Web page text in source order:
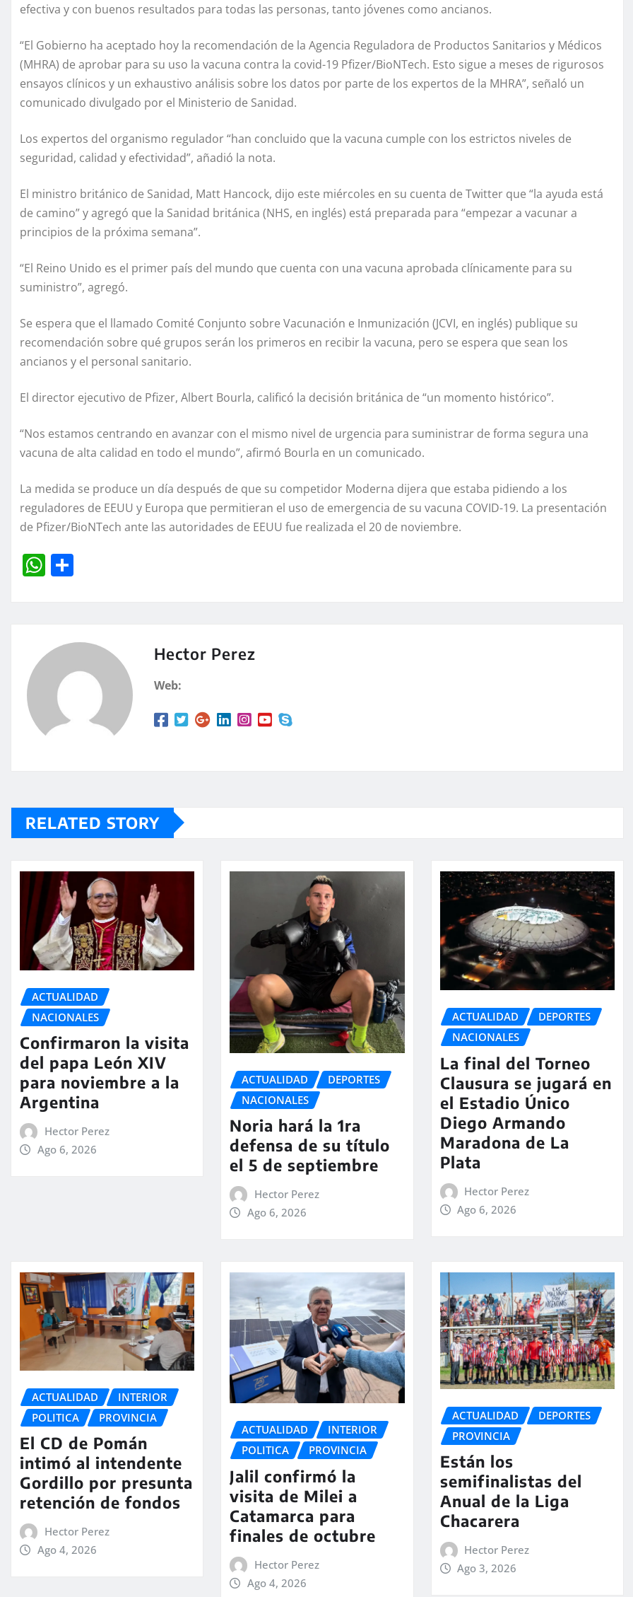
efectiva y con buenos resultados para todas las personas, tanto jóvenes como ancianos.
“El Gobierno ha aceptado hoy la recomendación de la Agencia Reguladora de Productos Sanitarios y Médicos
(MHRA) de aprobar para su uso la vacuna contra la covid-19 Pfizer/BioNTech. Esto sigue a meses de rigurosos
ensayos clínicos y un exhaustivo análisis sobre los datos por parte de los expertos de la MHRA”, señaló un
comunicado divulgado por el Ministerio de Sanidad.
Los expertos del organismo regulador “han concluido que la vacuna cumple con los estrictos niveles de
seguridad, calidad y efectividad”, añadió la nota.
El ministro británico de Sanidad, Matt Hancock, dijo este miércoles en su cuenta de Twitter que “la ayuda está
de camino” y agregó que la Sanidad británica (NHS, en inglés) está preparada para “empezar a vacunar a
principios de la próxima semana”.
“El Reino Unido es el primer país del mundo que cuenta con una vacuna aprobada clínicamente para su
suministro”, agregó.
Se espera que el llamado Comité Conjunto sobre Vacunación e Inmunización (JCVI, en inglés) publique su
recomendación sobre qué grupos serán los primeros en recibir la vacuna, pero se espera que sean los
ancianos y el personal sanitario.
El director ejecutivo de Pfizer, Albert Bourla, calificó la decisión británica de “un momento histórico”.
“Nos estamos centrando en avanzar con el mismo nivel de urgencia para suministrar de forma segura una
vacuna de alta calidad en todo el mundo”, afirmó Bourla en un comunicado.
La medida se produce un día después de que su competidor Moderna dijera que estaba pidiendo a los
reguladores de EEUU y Europa que permitieran el uso de emergencia de su vacuna COVID-19. La presentación
de Pfizer/BioNTech ante las autoridades de EEUU fue realizada el 20 de noviembre.
W
A
p
rt
Hector Perez
Web:
RELATED STORY
ACTUALIDAD
NACIONALES
Confirmaron la visita
del papa León XIV
para noviembre a la
Argentina
Hector Perez
Ago 6, 2026
ACTUALIDAD
DEPORTES
NACIONALES
Noria hará la 1ra
defensa de su título
el 5 de septiembre
Hector Perez
Ago 6, 2026
ACTUALIDAD
DEPORTES
NACIONALES
La final del Torneo
Clausura se jugará en
el Estadio Único
Diego Armando
Maradona de La
Plata
Hector Perez
Ago 6, 2026
ACTUALIDAD
INTERIOR
POLITICA
PROVINCIA
El CD de Pomán
intimó al intendente
Gordillo por presunta
retención de fondos
Hector Perez
Ago 4, 2026
ACTUALIDAD
INTERIOR
POLITICA
PROVINCIA
Jalil confirmó la
visita de Milei a
Catamarca para
finales de octubre
Hector Perez
Ago 4, 2026
ACTUALIDAD
DEPORTES
PROVINCIA
Están los
semifinalistas del
Anual de la Liga
Chacarera
Hector Perez
Ago 3, 2026